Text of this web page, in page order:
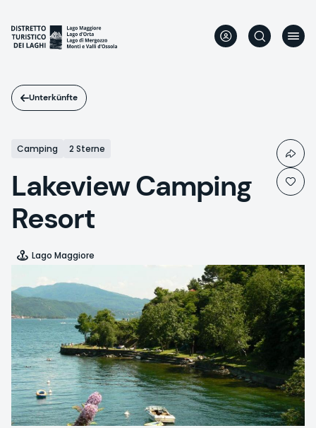
Inhalt
Unterkünfte
Camping 2 Sterne
Lakeview Camping
Resort
Lago Maggiore